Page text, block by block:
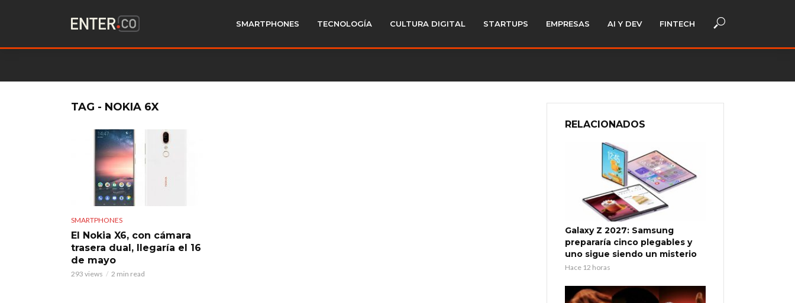
SMARTPHONES TECNOLOGÍA CULTURA DIGITAL STARTUPS EMPRESAS AI Y DEV FINTECH
TAG - NOKIA 6X
SMARTPHONES
El Nokia X6, con cámara
trasera dual, llegaría el 16
de mayo
293 views 2 min read
RELACIONADOS
Galaxy Z 2027: Samsung
prepararía cinco plegables y
uno sigue siendo un misterio
Hace 12 horas